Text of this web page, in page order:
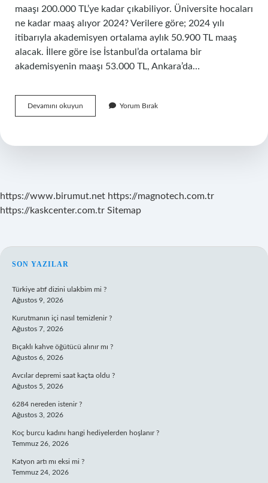
maaşı 200.000 TL’ye kadar çıkabiliyor. Üniversite hocaları
ne kadar maaş alıyor 2024? Verilere göre; 2024 yılı
itibarıyla akademisyen ortalama aylık 50.900 TL maaş
alacak. İllere göre ise İstanbul’da ortalama bir
akademisyenin maaşı 53.000 TL, Ankara’da…
Devamını okuyun
Ne
Alıyor
Yorum Bırak
https://www.birumut.net https://magnotech.com.tr
https://kaskcenter.com.tr Sitemap
SIDEBAR
SON YAZILAR
Türkiye atıf dizini ulakbim mi ?
Ağustos 9, 2026
Kurutmanın içi nasıl temizlenir ?
Ağustos 7, 2026
Bıçaklı kahve öğütücü alınır mı ?
Ağustos 6, 2026
Avcılar depremi saat kaçta oldu ?
Ağustos 5, 2026
6284 nereden istenir ?
Ağustos 3, 2026
Koç burcu kadını hangi hediyelerden hoşlanır ?
Temmuz 26, 2026
Katyon artı mı eksi mi ?
Temmuz 24, 2026